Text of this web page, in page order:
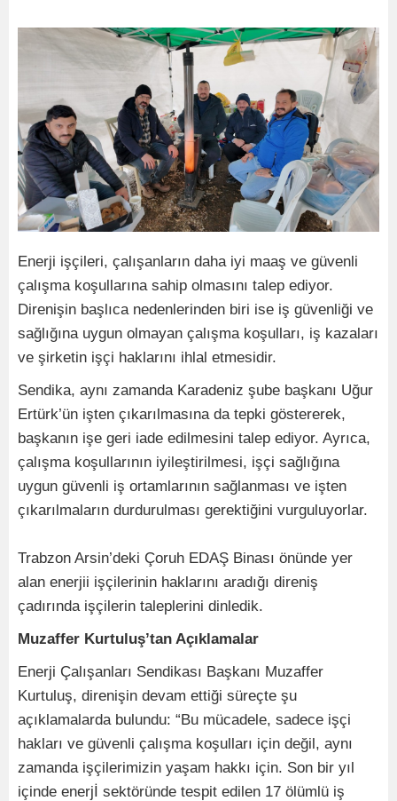
Enerji işçileri, çalışanların daha iyi maaş ve güvenli
çalışma koşullarına sahip olmasını talep ediyor.
Direnişin başlıca nedenlerinden biri ise iş güvenliği ve
sağlığına uygun olmayan çalışma koşulları, iş kazaları
ve şirketin işçi haklarını ihlal etmesidir.
Sendika, aynı zamanda Karadeniz şube başkanı Uğur
Ertürk’ün işten çıkarılmasına da tepki göstererek,
başkanın işe geri iade edilmesini talep ediyor. Ayrıca,
çalışma koşullarının iyileştirilmesi, işçi sağlığına
uygun güvenli iş ortamlarının sağlanması ve işten
çıkarılmaların durdurulması gerektiğini vurguluyorlar.
Trabzon Arsin’deki Çoruh EDAŞ Binası önünde yer
alan enerjii işçilerinin haklarını aradığı direniş
çadırında işçilerin taleplerini dinledik.
Muzaffer Kurtuluş’tan Açıklamalar
Enerji Çalışanları Sendikası Başkanı Muzaffer
Kurtuluş, direnişin devam ettiği süreçte şu
açıklamalarda bulundu: “Bu mücadele, sadece işçi
hakları ve güvenli çalışma koşulları için değil, aynı
zamanda işçilerimizin yaşam hakkı için. Son bir yıl
içinde enerjİ sektöründe tespit edilen 17 ölümlü iş